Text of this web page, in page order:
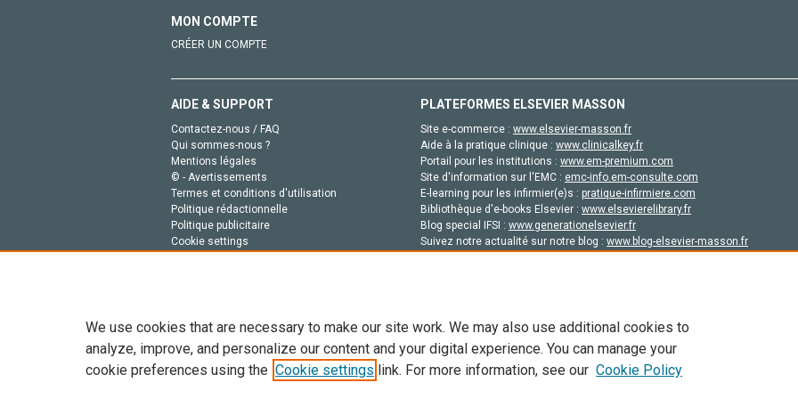
MON COMPTE
CRÉER UN COMPTE
AIDE & SUPPORT
Contactez-nous / FAQ
Qui sommes-nous ?
Mentions légales
© - Avertissements
Termes et conditions d'utilisation
Politique rédactionnelle
Politique publicitaire
Cookie settings
PLATEFORMES ELSEVIER MASSON
Site e-commerce : www.elsevier-masson.fr
Aide à la pratique clinique : www.clinicalkey.fr
Portail pour les institutions : www.em-premium.com
Site d'information sur l'EMC : emc-info.em-consulte.com
E-learning pour les infirmier(e)s : pratique-infirmiere.com
Bibliothèque d'e-books Elsevier : www.elsevierelibrary.fr
Blog special IFSI : www.generationelsevier.fr
Suivez notre actualité sur notre blog : www.blog-elsevier-masson.fr
Tout le contenu de ce site: Copyright © 2026 Elsevier, ses concédants de licence et ses contributeurs. Tout les droits sont réservés,
de données, a la formation en IA et aux technologies similaires. Pour tout contenu en libre accès, les conditions de licence
We use cookies that are necessary to make our site work. We may also use additional cookies to
analyze, improve, and personalize our content and your digital experience. You can manage your
cookie preferences using the Cookie settings link. For more information, see our Cookie Policy